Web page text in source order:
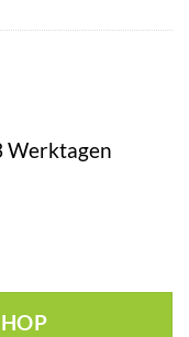
Werktagen